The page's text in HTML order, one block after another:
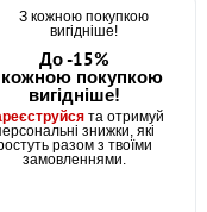
В наявності
Маг: 2 шт Базар: 10 шт
12 шт.
До -15%
покупкою
вигідніше!
та отримуй
знижки, які
разом з твоїми
замовленнями.